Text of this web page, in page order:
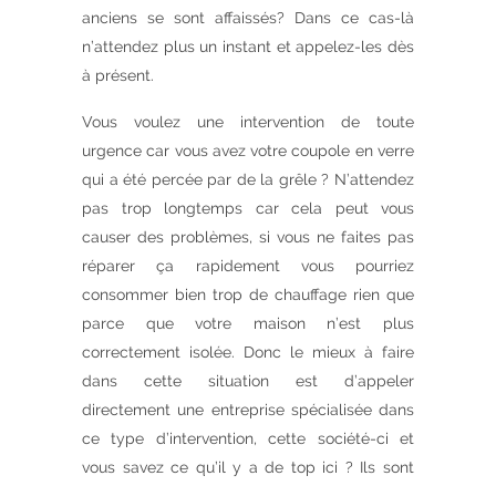
anciens se sont affaissés? Dans ce cas-là
n’attendez plus un instant et appelez-les dès
à présent.
Vous voulez une intervention de toute
urgence car vous avez votre coupole en verre
qui a été percée par de la grêle ? N’attendez
pas trop longtemps car cela peut vous
causer des problèmes, si vous ne faites pas
réparer ça rapidement vous pourriez
consommer bien trop de chauffage rien que
parce que votre maison n’est plus
correctement isolée. Donc le mieux à faire
dans cette situation est d’appeler
directement une entreprise spécialisée dans
ce type d’intervention, cette société-ci et
vous savez ce qu’il y a de top ici ? Ils sont